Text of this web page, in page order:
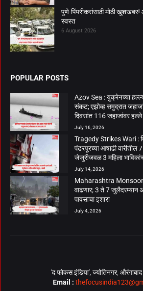
पुणे-पिंपरीकरांसाठी मोठी
स्वस्त
6 August 2026
POPULAR POSTS
Azov Sea : युक्रेनच्या
संकट; एझोव्ह समुद्रात
दिवसांत 116 जहाजांवर
July 16, 2026
Tragedy Strikes Wari :
पंढरपूरच्या आषाढी
जेजुरीजवळ 3 महिला
July 14, 2026
Maharashtra Monsoon :
वाढणार; 3 ते 7 जुलैदरम्यान
पावसाचा इशारा
July 4, 2026
‘द फोकस इंडिया’, ज्योतिनगर, औरंगाबाद
Email :